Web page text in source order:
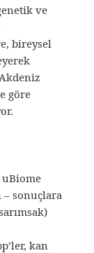
ve
bireysel
göre
uBiome
– sonuçlara
kan